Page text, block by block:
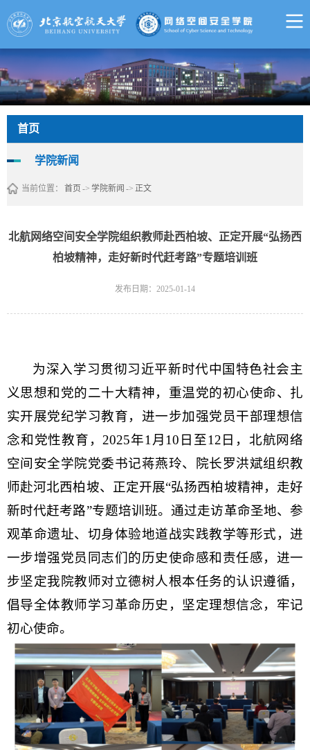
首页
学院新闻
当前位置： 首页 -> 学院新闻 -> 正文
北航网络空间安全学院组织教师赴西柏坡、正定开展“弘扬西
柏坡精神，走好新时代赶考路”专题培训班
发布日期：2025-01-14
为深入学习贯彻习近平新时代中国特色社会主
义思想和党的二十大精神，重温党的初心使命、 扎
实开展党纪学习教育，进一步加强党员干部理想信
念和党性教育， 2025年1 月 10 日 至12日 ， 北航网络
空间安全学院党委书记蒋燕玲、院长罗洪斌组织教
师赴河北西柏坡、 正定开展“弘扬西柏坡精神，走好
新时代赶考路”专题培训班。通过走访革命圣地、参
观革命遗址、 切身体验地道战实践教学等形式， 进
一步增强党员同志们的历史使命感和责任感， 进一
步坚定我院教师对立德树人根本任务的认识遵循，
倡导全体教师学习革命历史，坚定理想信念，牢记
初心使命。